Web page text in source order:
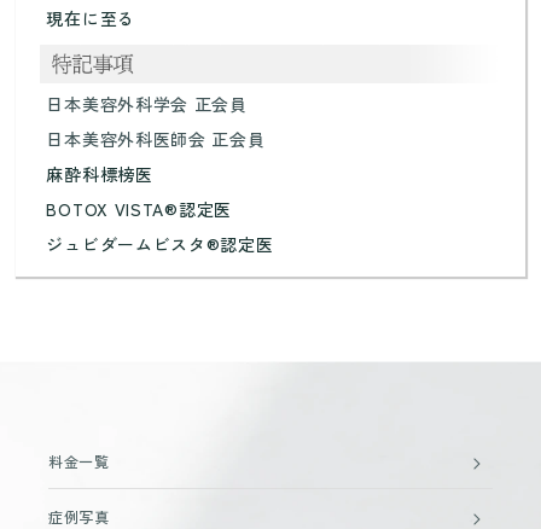
現在に至る
日本美容外科学会 正会員
日本美容外科医師会 正会員
麻酔科標榜医
BOTOX VISTA®認定医
ジュビダームビスタ®認定医
料金一覧
症例写真